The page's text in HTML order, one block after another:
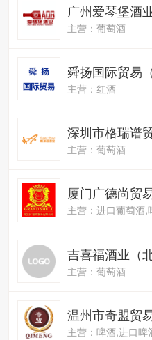
广州爱琴堡酒
主营：葡萄酒
舜扬国际贸易
主营：红酒
深圳市格瑞谱
主营：葡萄酒
厦门广德尚贸
主营：进口葡萄酒,
吉喜福酒业（
主营：葡萄酒
温州市奇盟贸
主营：啤酒,进口啤